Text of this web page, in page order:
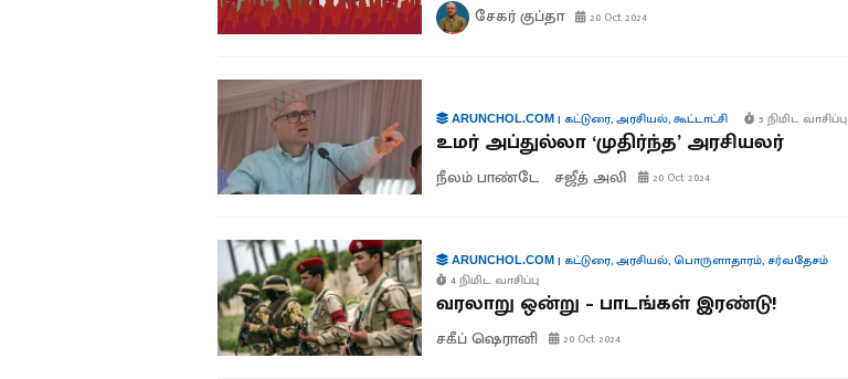
சேகர் குப்தா 20 Oct 2024
ARUNCHOL.COM| கட்டுரை,அரசியல்,கூட்டாட்சி 5 நிமிட வாசிப்பு
உமர் அப்துல்லா ‘முதிர்ந்த’ அரசியலர்
நீலம் பாண்டே சஜீத் அலி 20 Oct 2024
ARUNCHOL.COM| கட்டுரை,அரசியல்,பொருளாதாரம், சர்வதேசம்
4 நிமிட வாசிப்பு
வரலாறு ஒன்று – பாடங்கள் இரண்டு!
சகீப் ஷெரானி 20 Oct 2024